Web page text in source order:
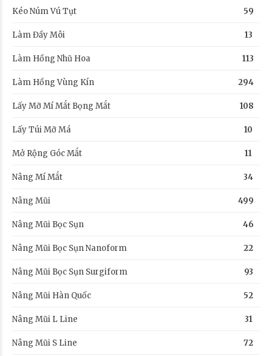
Kéo Núm Vú Tụt 59
Làm Đầy Môi 13
Làm Hồng Nhũ Hoa 113
Làm Hồng Vùng Kín 294
Lấy Mỡ Mí Mắt Bọng Mắt 108
Lấy Túi Mỡ Má 10
Mở Rộng Góc Mắt 11
Nâng Mí Mắt 34
Nâng Mũi 499
Nâng Mũi Bọc Sụn 46
Nâng Mũi Bọc Sụn Nanoform 22
Nâng Mũi Bọc Sụn Surgiform 93
Nâng Mũi Hàn Quốc 52
Nâng Mũi L Line 31
Nâng Mũi S Line 72